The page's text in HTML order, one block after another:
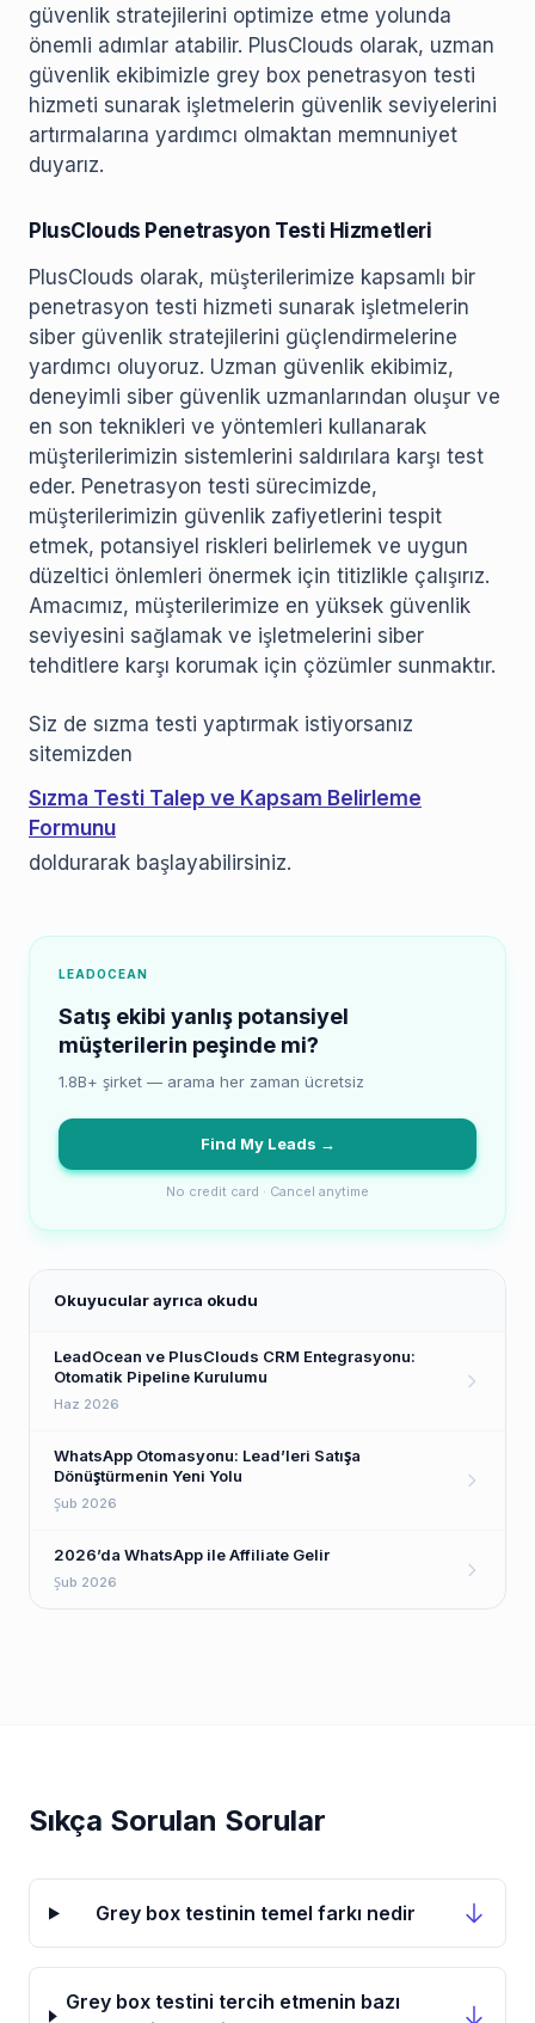
güvenlik stratejilerini optimize etme yolunda
önemli adımlar atabilir. PlusClouds olarak, uzman
güvenlik ekibimizle grey box penetrasyon testi
hizmeti sunarak işletmelerin güvenlik seviyelerini
artırmalarına yardımcı olmaktan memnuniyet
duyarız.
PlusClouds Penetrasyon Testi Hizmetleri
PlusClouds olarak, müşterilerimize kapsamlı bir
penetrasyon testi hizmeti sunarak işletmelerin
siber güvenlik stratejilerini güçlendirmelerine
yardımcı oluyoruz. Uzman güvenlik ekibimiz,
deneyimli siber güvenlik uzmanlarından oluşur ve
en son teknikleri ve yöntemleri kullanarak
müşterilerimizin sistemlerini saldırılara karşı test
eder. Penetrasyon testi sürecimizde,
müşterilerimizin güvenlik zafiyetlerini tespit
etmek, potansiyel riskleri belirlemek ve uygun
düzeltici önlemleri önermek için titizlikle çalışırız.
Amacımız, müşterilerimize en yüksek güvenlik
seviyesini sağlamak ve işletmelerini siber
tehditlere karşı korumak için çözümler sunmaktır.
Siz de sızma testi yaptırmak istiyorsanız
sitemizden
Sızma Testi Talep ve Kapsam Belirleme
Formunu
doldurarak başlayabilirsiniz.
LEADOCEAN
Satış ekibi yanlış potansiyel
müşterilerin peşinde mi?
1.8B+ şirket — arama her zaman ücretsiz
Find My Leads →
No credit card · Cancel anytime
Okuyucular ayrıca okudu
LeadOcean ve PlusClouds CRM Entegrasyonu:
Otomatik Pipeline Kurulumu
Haz 2026
WhatsApp Otomasyonu: Lead’leri Satışa
Dönüştürmenin Yeni Yolu
Şub 2026
2026’da WhatsApp ile Affiliate Gelir
Şub 2026
Sıkça Sorulan Sorular
Grey box testinin temel farkı nedir
Grey box testini tercih etmenin bazı